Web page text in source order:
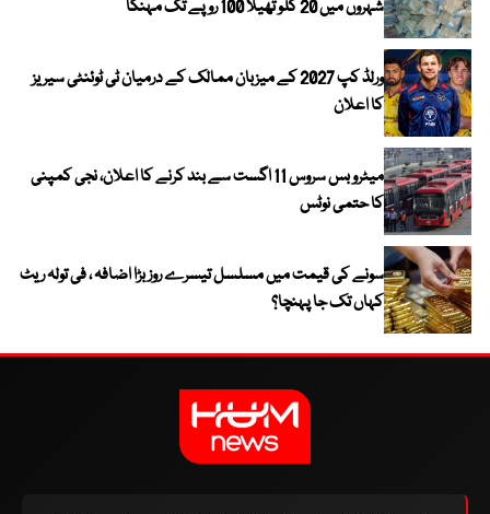
شہروں میں 20 کلو تھیلا 100 روپے تک مہنگا
ورلڈ کپ 2027 کے میزبان ممالک کے درمیان ٹی ٹوئنٹی سیریز
کا اعلان
میٹرو بس سروس 11 اگست سے بند کرنے کا اعلان، نجی کمپنی
کا حتمی نوٹس
سونے کی قیمت میں مسلسل تیسرے روز بڑا اضافہ ، فی تولہ ریٹ
کہاں تک جا پہنچا؟